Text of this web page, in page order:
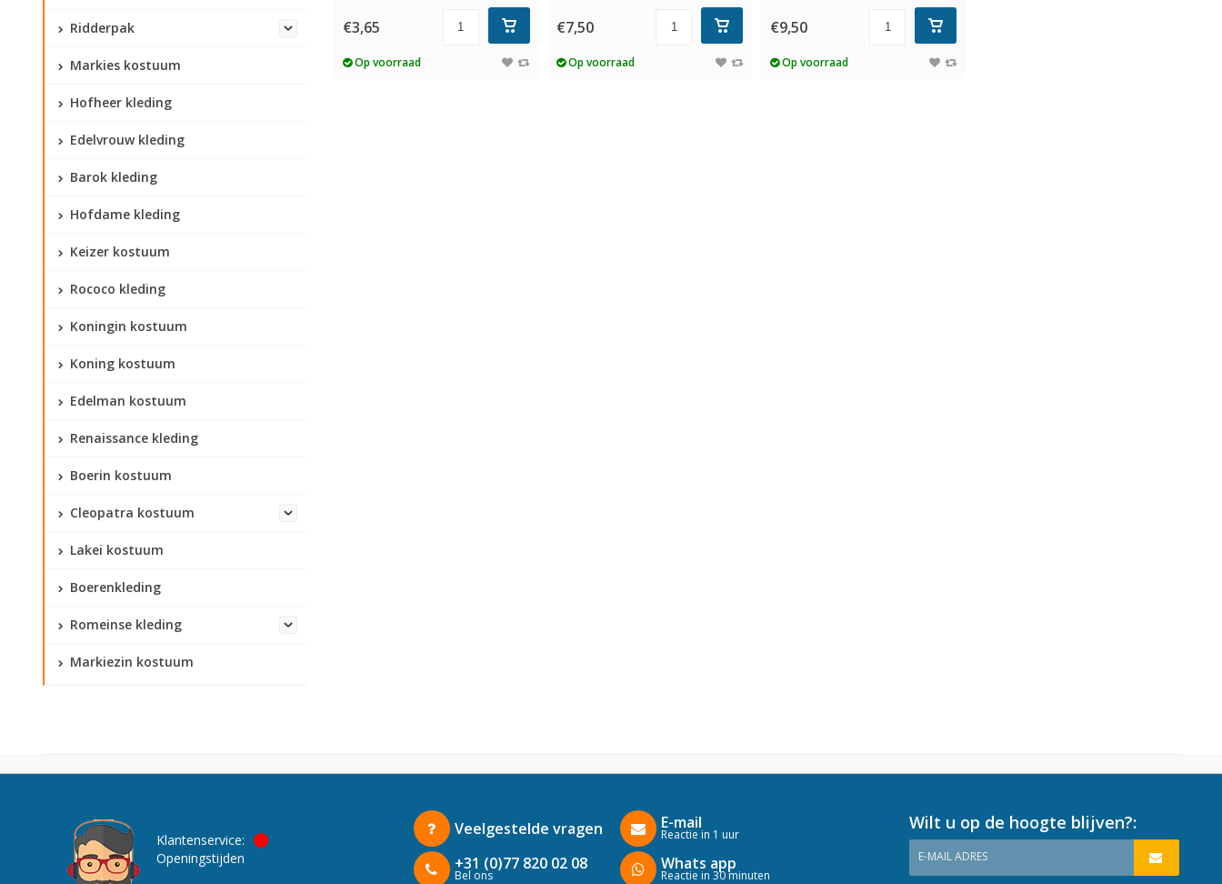
Ridderpak
Markies kostuum
Hofheer kleding
Edelvrouw kleding
Barok kleding
Hofdame kleding
Keizer kostuum
Rococo kleding
Koningin kostuum
Koning kostuum
Edelman kostuum
Renaissance kleding
Boerin kostuum
Cleopatra kostuum
Lakei kostuum
Boerenkleding
Romeinse kleding
Markiezin kostuum
€3,65
Op voorraad
€7,50
Op voorraad
€9,50
Op voorraad
Klantenservice:
Openingstijden
Veelgestelde vragen
+31 (0)77 820 02 08
Bel ons
E-mail
Reactie in 1 uur
Whats app
Reactie in 30 minuten
Wilt u op de hoogte blijven?:
E-MAIL ADRES